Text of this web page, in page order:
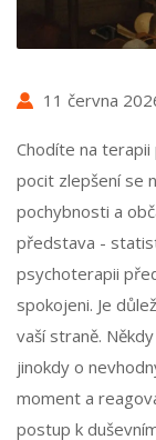
11 června
Chodíte na
pocit zlepšení se
pochybnosti a
představa -
psychoterapii
spokojeni. Je
vaší straně.
jinokdy o
moment a
postup k